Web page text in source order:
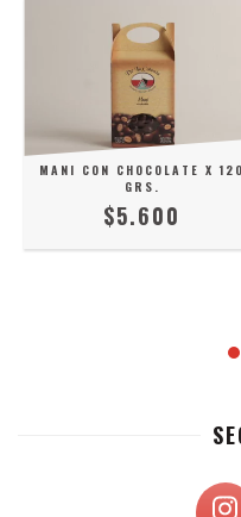
MANI CON CHOCOLATE X 120
GRS.
$5.600